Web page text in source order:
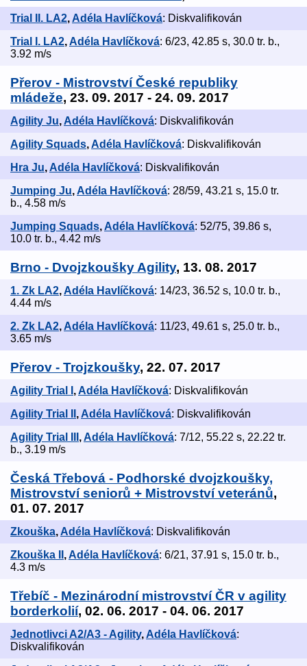
Trial II. LA2, Adéla Havlíčková: Diskvalifikován
Trial I. LA2,Adéla Havlíčková: 6/23, 42.85 s, 30.0 tr. b.,
3.92 m/s
Přerov - Mistrovství České republiky
mládeže, 23. 09. 2017 - 24. 09. 2017
Agility Ju, Adéla Havlíčková: Diskvalifikován
Agility Squads,Adéla Havlíčková: Diskvalifikován
Hra Ju, Adéla Havlíčková: Diskvalifikován
Jumping Ju,Adéla Havlíčková: 28/59, 43.21 s, 15.0 tr.
b., 4.58 m/s
Jumping Squads, Adéla Havlíčková: 52/75, 39.86 s,
10.0 tr. b., 4.42 m/s
Brno - Dvojzkoušky Agility, 13. 08. 2017
1. Zk LA2,Adéla Havlíčková: 14/23, 36.52 s, 10.0 tr. b.,
4.44 m/s
2. Zk LA2, Adéla Havlíčková: 11/23, 49.61 s, 25.0 tr. b.,
3.65 m/s
Přerov - Trojzkoušky, 22. 07. 2017
Agility Trial I ,Adéla Havlíčková: Diskvalifikován
Agility Trial II , Adéla Havlíčková: Diskvalifikován
Agility Trial III ,Adéla Havlíčková: 7/12, 55.22 s, 22.22 tr.
b., 3.19 m/s
Česká Třebová - Podhorské dvojzkoušky,
Mistrovství seniorů + Mistrovství veteránů,
01. 07. 2017
Zkouška, Adéla Havlíčková: Diskvalifikován
Zkouška II ,Adéla Havlíčková: 6/21, 37.91 s, 15.0 tr. b.,
4.3 m/s
Třebíč - Mezinárodní mistrovství ČR v agility
borderkolií, 02. 06. 2017 - 04. 06. 2017
Jednotlivci A2/A3 - Agility, Adéla Havlíčková:
Diskvalifikován